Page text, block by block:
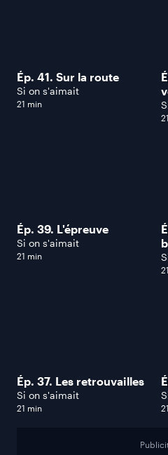
Ép. 41. Sur la route
Si on s'aimait
21 min
Ép. 39. L'épreuve
Si on s'aimait
21 min
Ép. 37. Les retrouvailles
Si on s'aimait
21 min